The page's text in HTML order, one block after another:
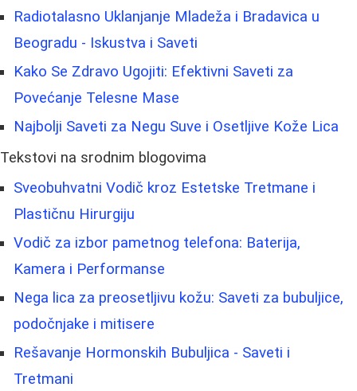
Radiotalasno Uklanjanje Mladeža i Bradavica u
Beogradu - Iskustva i Saveti
Kako Se Zdravo Ugojiti: Efektivni Saveti za
Povećanje Telesne Mase
Najbolji Saveti za Negu Suve i Osetljive Kože Lica
Tekstovi na srodnim blogovima
Sveobuhvatni Vodič kroz Estetske Tretmane i
Plastičnu Hirurgiju
Vodič za izbor pametnog telefona: Baterija,
Kamera i Performanse
Nega lica za preosetljivu kožu: Saveti za bubuljice,
podočnjake i mitisere
Rešavanje Hormonskih Bubuljica - Saveti i
Tretmani